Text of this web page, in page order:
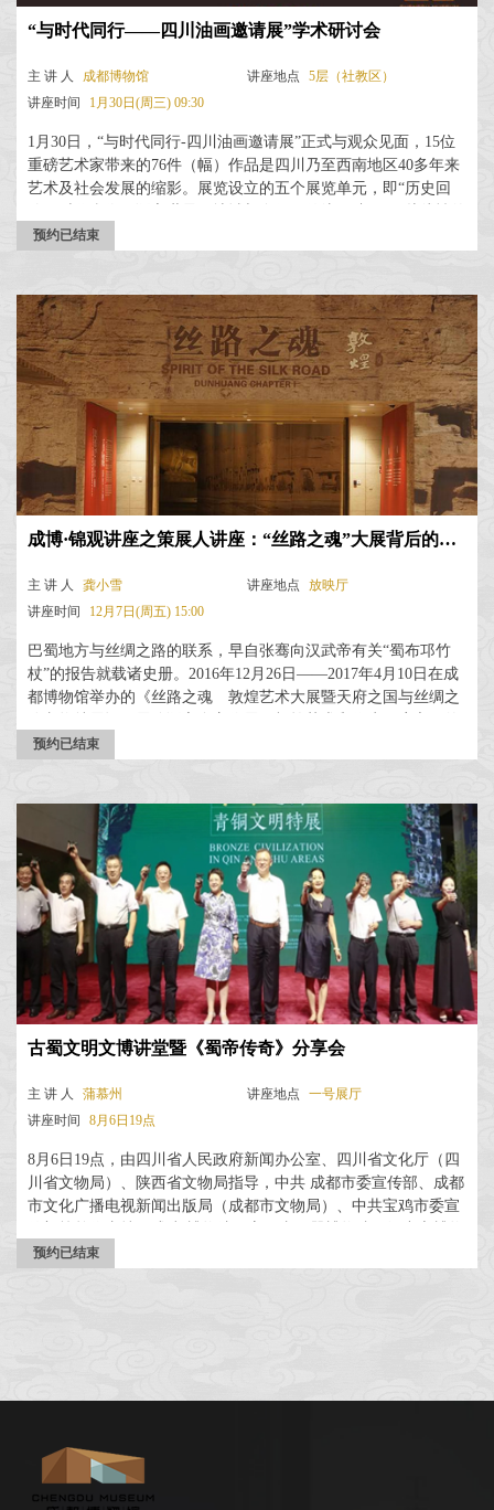
“与时代同行——四川油画邀请展”学术研讨会
主 讲 人 成都博物馆 讲座地点
5层（社教区）
讲座时间
1月30日(周三) 09:30
1月30日，“与时代同行-四川油画邀请展”正式与观众见面，15位
重磅艺术家带来的76件（幅）作品是四川乃至西南地区40多年来
艺术及社会发展的缩影。展览设立的五个展览单元，即“历史回
史学角度，亦以专业的艺术视角，将当代四川油画代表性艺术家
预约已结束
成博·锦观讲座之策展人讲座：“丝路之魂”大展背后的故事
主 讲 人 龚小雪 讲座地点
放映厅
讲座时间
12月7日(周五) 15:00
巴蜀地方与丝绸之路的联系，早自张骞向汉武帝有关“蜀布邛竹
杖”的报告就载诸史册。2016年12月26日——2017年4月10日在成
都博物馆举办的《丝路之魂 敦煌艺术大展暨天府之国与丝绸之
四川在丝绸之路形成、发展、繁荣过程中发挥的重要作用，提升
预约已结束
古蜀文明文博讲堂暨《蜀帝传奇》分享会
主 讲 人 蒲慕州 讲座地点
一号展厅
讲座时间
8月6日19点
8月6日19点，由四川省人民政府新闻办公室、四川省文化厅（四
川省文物局）、陕西省文物局指导，中共 成都市委宣传部、成都
市文化广播电视新闻出版局（成都市文物局）、中共宝鸡市委宣
馆等单位主办，扶风县博物馆、岐山县博物馆、岐山县周原博 物
预约已结束